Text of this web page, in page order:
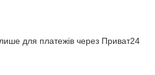
для платежів через Приват24